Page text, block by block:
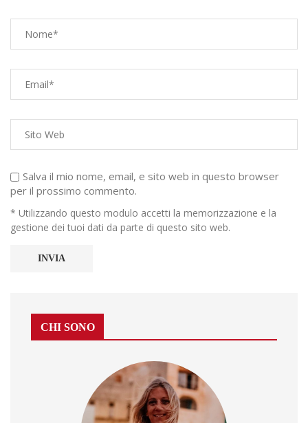
Salva il mio nome, email, e sito web in questo browser
per il prossimo commento.
* Utilizzando questo modulo accetti la memorizzazione e la
gestione dei tuoi dati da parte di questo sito web.
CHI SONO